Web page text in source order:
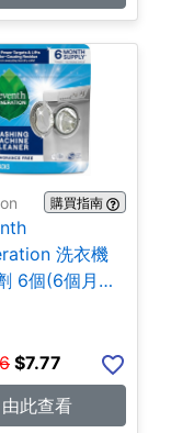
購買指南
洗衣機
6個(6個月
$7.77
由此查看